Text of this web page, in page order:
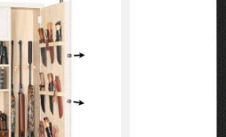
Gunsafe